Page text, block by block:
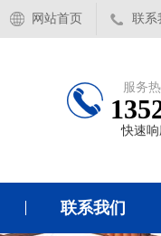
网站首页 联系
服务
快速响
联系我们